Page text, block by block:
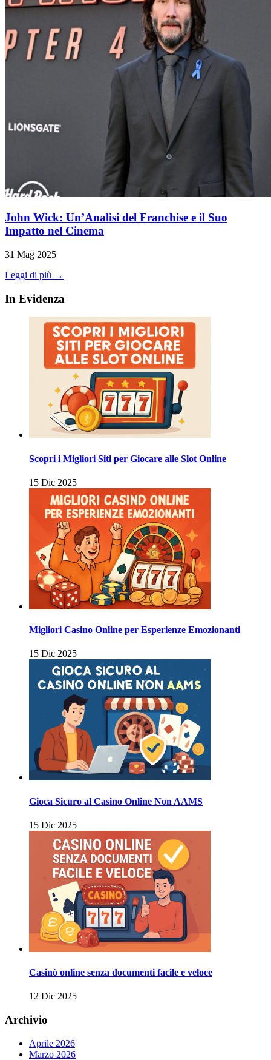
John Wick: Un’Analisi del Franchise e il Suo
Impatto nel Cinema
31 Mag 2025
Leggi di più →
In Evidenza
Scopri i Migliori Siti per Giocare alle Slot Online
15 Dic 2025
Migliori Casino Online per Esperienze Emozionanti
15 Dic 2025
Gioca Sicuro al Casino Online Non AAMS
15 Dic 2025
Casinò online senza documenti facile e veloce
12 Dic 2025
Archivio
Aprile 2026
Marzo 2026